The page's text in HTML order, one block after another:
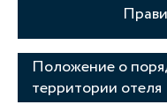
Положение о
территории отеля